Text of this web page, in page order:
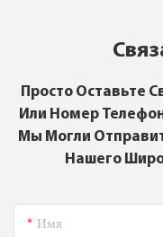
Просто Оставьте
Или Номер
Мы Могли
Нашего
Имя